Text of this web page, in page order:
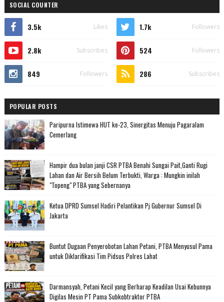
SOCIAL COUNTER
3.5k Likes 1.7k Followers
2.8k Subscribes 524 Followers
849 Followers 286 Subscribes
POPULAR POSTS
Paripurna Istimewa HUT ke-23, Sinergitas Menuju Pagaralam
Cemerlang
Hampir dua bulan janji CSR PTBA Benahi Sungai Pait,Ganti Rugi
Lahan dan Air Bersih Belum Terbukti, Warga : Mungkin inilah
"Topeng" PTBA yang Sebernanya
Ketua DPRD Sumsel Hadiri Pelantikan Pj Gubernur Sumsel Di
Jakarta
Buntut Dugaan Penyerobotan Lahan Petani, PTBA Menyusul Pama
untuk Diklarifikasi Tim Pidsus Polres Lahat
Darmansyah, Petani Kecil yang Berharap Keadilan Usai Kebunnya
Digilas Mesin PT Pama Subkobtraktor PTBA